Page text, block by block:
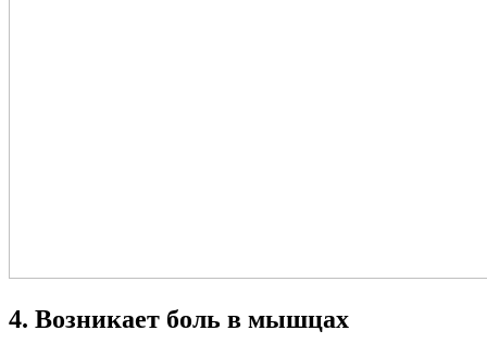
4. Возникает боль в мышцах